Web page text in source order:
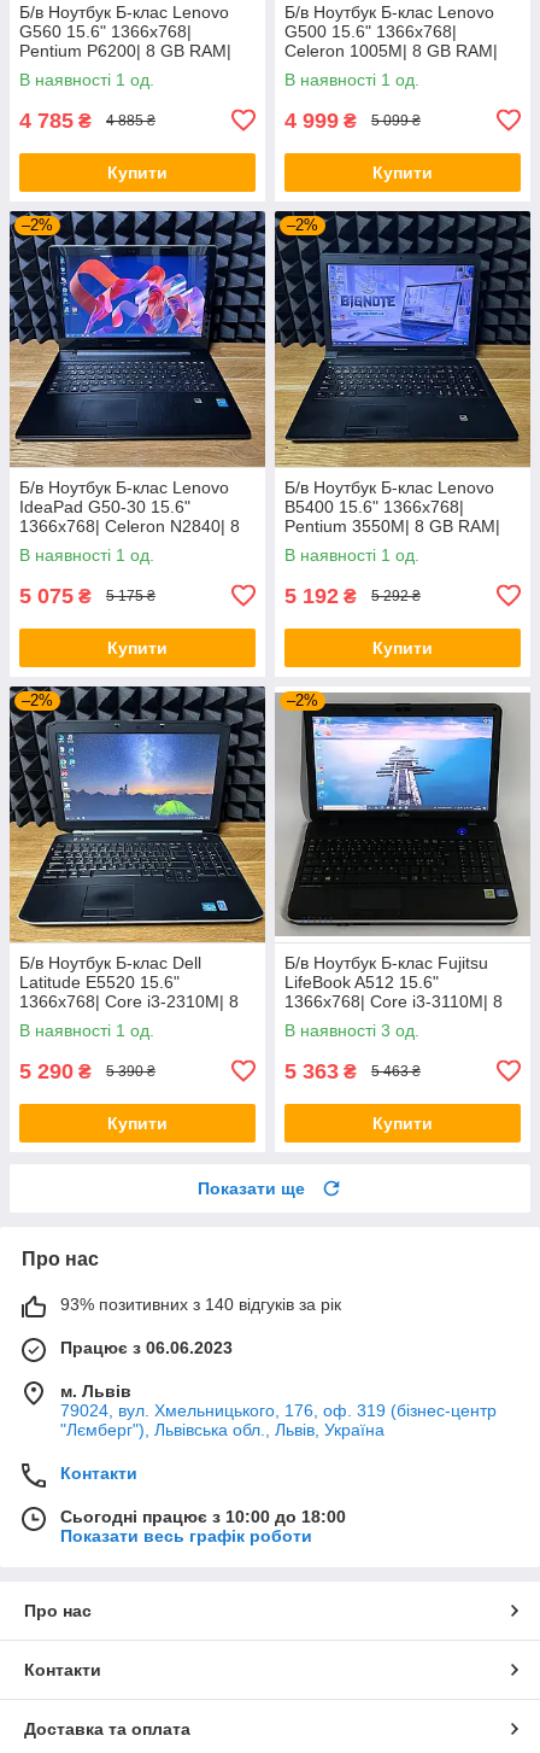
Б/в Ноутбук Б-клас Lenovo
G560 15.6" 1366x768|
Pentium P6200| 8 GB RAM|
120 GB SSD| HD
В наявності 1 од.
4 785 ₴ 4 885 ₴
Купити
Б/в Ноутбук Б-клас Lenovo
G500 15.6" 1366x768|
Celeron 1005M| 8 GB RAM|
128 GB SSD| HD
В наявності 1 од.
4 999 ₴ 5 099 ₴
Купити
–2%
Б/в Ноутбук Б-клас Lenovo
IdeaPad G50-30 15.6"
1366x768| Celeron N2840| 8
GB RAM| 128 GB SSD| HD
В наявності 1 од.
5 075 ₴ 5 175 ₴
Купити
–2%
Б/в Ноутбук Б-клас Lenovo
B5400 15.6" 1366x768|
Pentium 3550M| 8 GB RAM|
128 GB SSD| HD
В наявності 1 од.
5 192 ₴ 5 292 ₴
Купити
–2%
Б/в Ноутбук Б-клас Dell
Latitude E5520 15.6"
1366x768| Core i3-2310M| 8
GB RAM| 128 GB SSD| HD
3000
В наявності 1 од.
5 290 ₴ 5 390 ₴
Купити
–2%
Б/в Ноутбук Б-клас Fujitsu
LifeBook A512 15.6"
1366x768| Core i3-3110M| 8
GB RAM| 320 GB HDD| HD
4000
В наявності 3 од.
5 363 ₴ 5 463 ₴
Купити
Показати ще
Про нас
93% позитивних з 140 відгуків за рік
Працює з 06.06.2023
м. Львів
79024, вул. Хмельницького, 176, оф. 319 (бізнес-центр
"Лємберг"), Львівська обл., Львів, Україна
Контакти
Сьогодні працює з 10:00 до 18:00
Показати весь графік роботи
Про нас
Контакти
Доставка та оплата